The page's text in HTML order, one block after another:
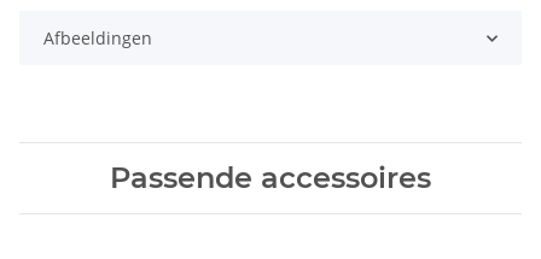
Afbeeldingen
Passende accessoires